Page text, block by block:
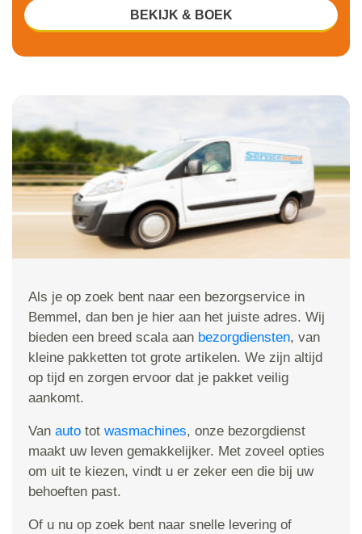
Als je op zoek bent naar een bezorgservice in
Bemmel, dan ben je hier aan het juiste adres. Wij
bieden een breed scala aan bezorgdiensten, van
kleine pakketten tot grote artikelen. We zijn altijd
op tijd en zorgen ervoor dat je pakket veilig
aankomt.
Van auto tot wasmachines, onze bezorgdienst
maakt uw leven gemakkelijker. Met zoveel opties
om uit te kiezen, vindt u er zeker een die bij uw
behoeften past.
Of u nu op zoek bent naar snelle levering of
BEKIJK & BOEK